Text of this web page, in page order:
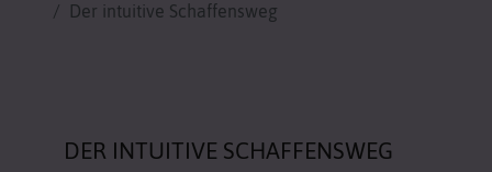
Der intuitive Schaffensweg
DER INTUITIVE SCHAFFENSWEG